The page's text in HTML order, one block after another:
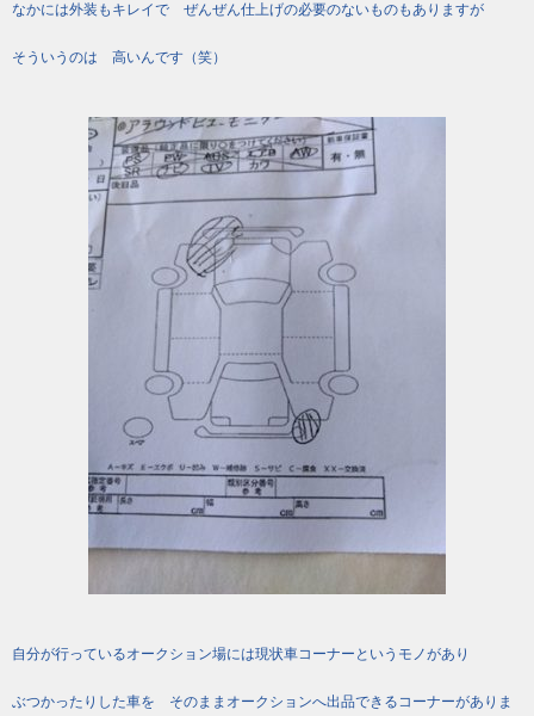
なかには外装もキレイで ぜんぜん仕上げの必要のないものもありますが
そういうのは 高いんです（笑）
自分が行っているオークション場には現状車コーナーというモノがあり
ぶつかったりした車を そのままオークションへ出品できるコーナーがありま